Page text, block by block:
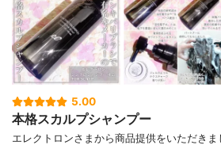
5.00
本格スカルプシャンプー
エレクトロンさまから商品提供をいただき